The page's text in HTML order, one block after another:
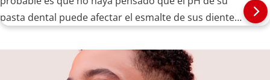
pasta dental puede afectar el esmalte de sus dientes.
cuenta.